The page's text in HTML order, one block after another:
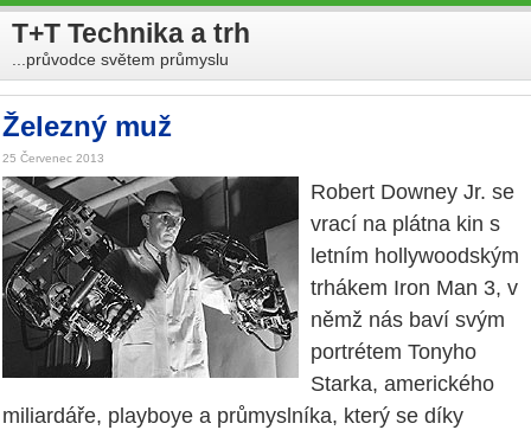
T+T Technika a trh
...průvodce světem průmyslu
Železný muž
25 Červenec 2013
Robert Downey Jr. se
vrací na plátna kin s
letním hollywoodským
trhákem Iron Man 3, v
němž nás baví svým
portrétem Tonyho
Starka, amerického
miliardáře, playboye a průmyslníka, který se díky